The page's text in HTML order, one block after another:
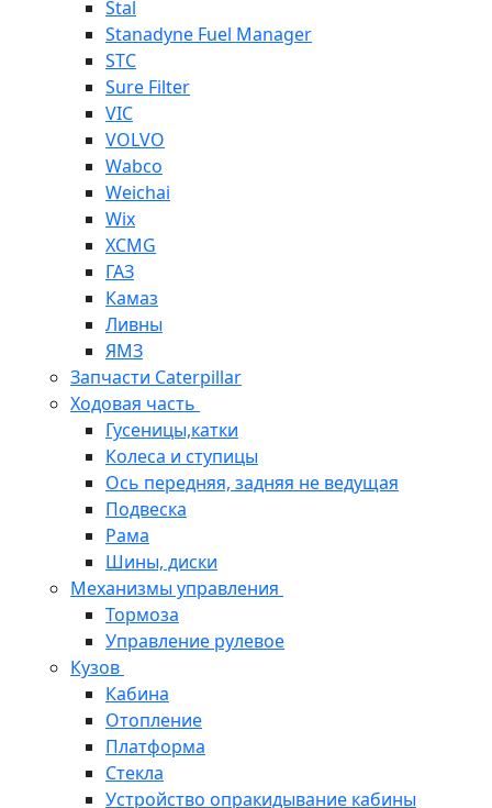
Stal
Stanadyne Fuel Manager
STC
Sure Filter
VIC
VOLVO
Wabco
Weichai
Wix
XCMG
ГАЗ
Камаз
Ливны
ЯМЗ
Запчасти Caterpillar
Ходовая часть
Гусеницы,катки
Колеса и ступицы
Ось передняя, задняя не ведущая
Подвеска
Рама
Шины, диски
Механизмы управления
Тормоза
Управление рулевое
Кузов
Кабина
Отопление
Платформа
Стекла
Устройство опракидывание кабины